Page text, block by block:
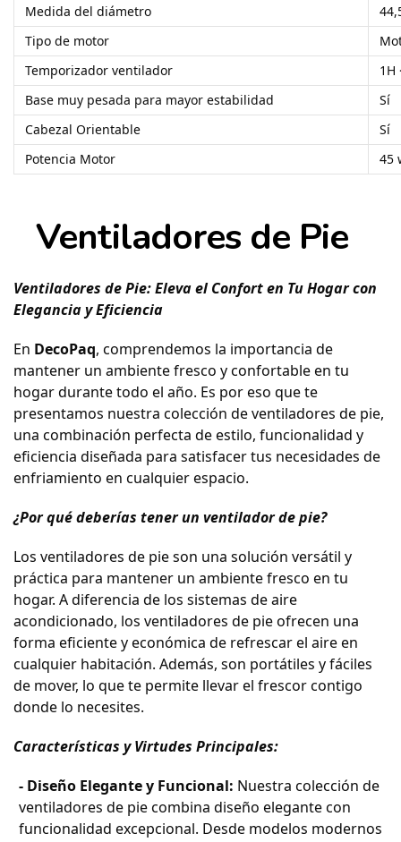
Medida del diámetro
Tipo de motor
Temporizador ventilador
1H
Base muy pesada para mayor estabilidad
Sí
Cabezal Orientable
Sí
Potencia Motor
45
Ventiladores de Pie
Ventiladores de Pie: Eleva el Confort en Tu Hogar con
Elegancia y Eficiencia
En DecoPaq, comprendemos la importancia de
mantener un ambiente fresco y confortable en tu
hogar durante todo el año. Es por eso que te
presentamos nuestra colección de ventiladores de pie,
una combinación perfecta de estilo, funcionalidad y
eficiencia diseñada para satisfacer tus necesidades de
enfriamiento en cualquier espacio.
¿Por qué deberías tener un ventilador de pie?
Los ventiladores de pie son una solución versátil y
práctica para mantener un ambiente fresco en tu
hogar. A diferencia de los sistemas de aire
acondicionado, los ventiladores de pie ofrecen una
forma eficiente y económica de refrescar el aire en
cualquier habitación. Además, son portátiles y fáciles
de mover, lo que te permite llevar el frescor contigo
donde lo necesites.
Características y Virtudes Principales:
- Diseño Elegante y Funcional: Nuestra colección de
ventiladores de pie combina diseño elegante con
funcionalidad excepcional. Desde modelos modernos